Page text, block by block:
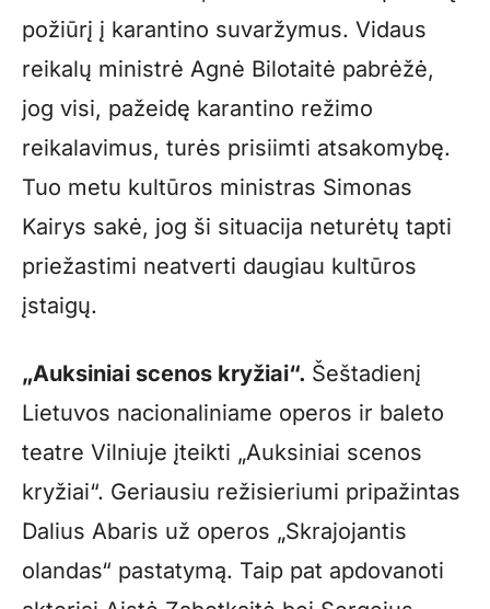
požiūrį į karantino suvaržymus. Vidaus
reikalų ministrė Agnė Bilotaitė pabrėžė,
jog visi, pažeidę karantino režimo
reikalavimus, turės prisiimti atsakomybę.
Tuo metu kultūros ministras Simonas
Kairys sakė, jog ši situacija neturėtų tapti
priežastimi neatverti daugiau kultūros
įstaigų.
„Auksiniai scenos kryžiai“. Šeštadienį
Lietuvos nacionaliniame operos ir baleto
teatre Vilniuje įteikti „Auksiniai scenos
kryžiai“. Geriausiu režisieriumi pripažintas
Dalius Abaris už operos „Skrajojantis
olandas“ pastatymą. Taip pat apdovanoti